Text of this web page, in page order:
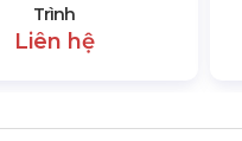
Trình
Liên hệ